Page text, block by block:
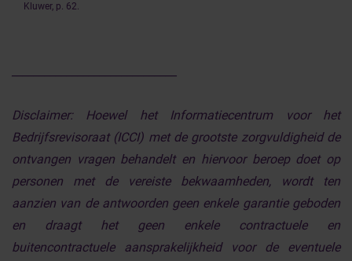
Kluwer, p. 62.
Disclaimer: Hoewel het Informatiecentrum voor het
Bedrijfsrevisoraat (ICCI) met de grootste zorgvuldigheid de
ontvangen vragen behandelt en hiervoor beroep doet op
personen met de vereiste bekwaamheden, wordt ten
aanzien van de antwoorden geen enkele garantie geboden
en draagt het geen enkele contractuele en
buitencontractuele aansprakelijkheid voor de eventuele